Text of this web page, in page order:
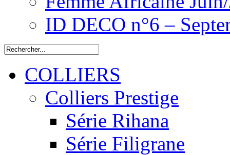
ID DECO n°6 –
COLLIERS
Colliers Prestige
Série Rihana
Série Filigrane